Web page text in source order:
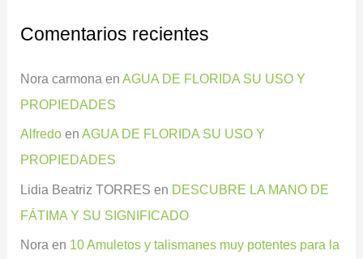
Comentarios recientes
Nora carmona enAGUA DE FLORIDA SU USO Y
PROPIEDADES
Alfredo enAGUA DE FLORIDA SU USO Y
PROPIEDADES
Lidia Beatriz TORRES en DESCUBRE LA MANO DE
FÁTIMA Y SU SIGNIFICADO
Nora en 10 Amuletos y talismanes muy potentes para la